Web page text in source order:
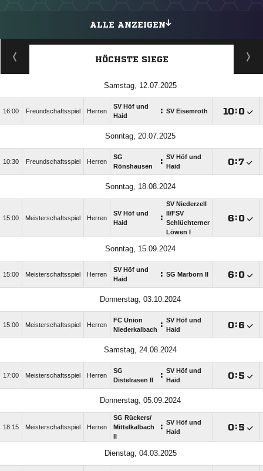
ALLE ANZEIGEN
HÖCHSTE SIEGE
Samstag, 12.07.2025
16:00 Freundschaftsspiel Herren
SV Höf und
Haid
: SV Eisemroth :
Sonntag, 20.07.2025
10:30 Freundschaftsspiel Herren
SG
Rönshausen
: SV Höf und
Haid
:
Sonntag, 18.08.2024
15:00 Meisterschaftsspiel Herren
SV Höf und
Haid
:
SV Niederzell
II/​FSV
Schlüchterner
Löwen I
:
Sonntag, 15.09.2024
15:00 Meisterschaftsspiel Herren
SV Höf und
Haid
: SG Marborn II :
Donnerstag, 03.10.2024
15:00 Meisterschaftsspiel Herren
FC Union
Niederkalbach : SV Höf und
Haid
:
Samstag, 24.08.2024
17:00 Meisterschaftsspiel Herren
SG
Distelrasen II
: SV Höf und
Haid
:
Donnerstag, 05.09.2024
18:15 Meisterschaftsspiel Herren
SG Rückers/​
Mittelkalbach
: SV Höf und
Haid
:
Dienstag, 04.03.2025